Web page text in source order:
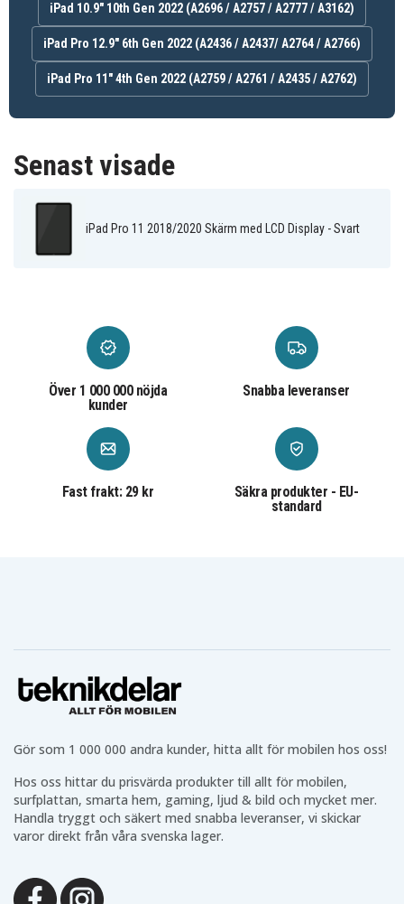
iPad 10.9" 10th Gen 2022 (A2696 / A2757 / A2777 / A3162)
iPad Pro 12.9" 6th Gen 2022 (A2436 / A2437/ A2764 / A2766)
iPad Pro 11" 4th Gen 2022 (A2759 / A2761 / A2435 / A2762)
Senast visade
iPad Pro 11 2018/2020 Skärm med LCD Display - Svart
Över 1 000 000 nöjda
kunder
Snabba leveranser
Fast frakt: 29 kr
Säkra produkter - EU-
standard
Gör som 1 000 000 andra kunder, hitta allt för mobilen hos oss!
Hos oss hittar du prisvärda produkter till allt för mobilen,
surfplattan, smarta hem, gaming, ljud & bild och mycket mer.
Handla tryggt och säkert med snabba leveranser, vi skickar
varor direkt från våra svenska lager.